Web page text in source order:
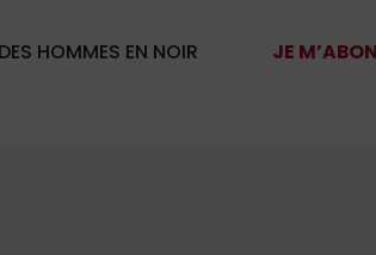
HOMMES EN NOIR JE